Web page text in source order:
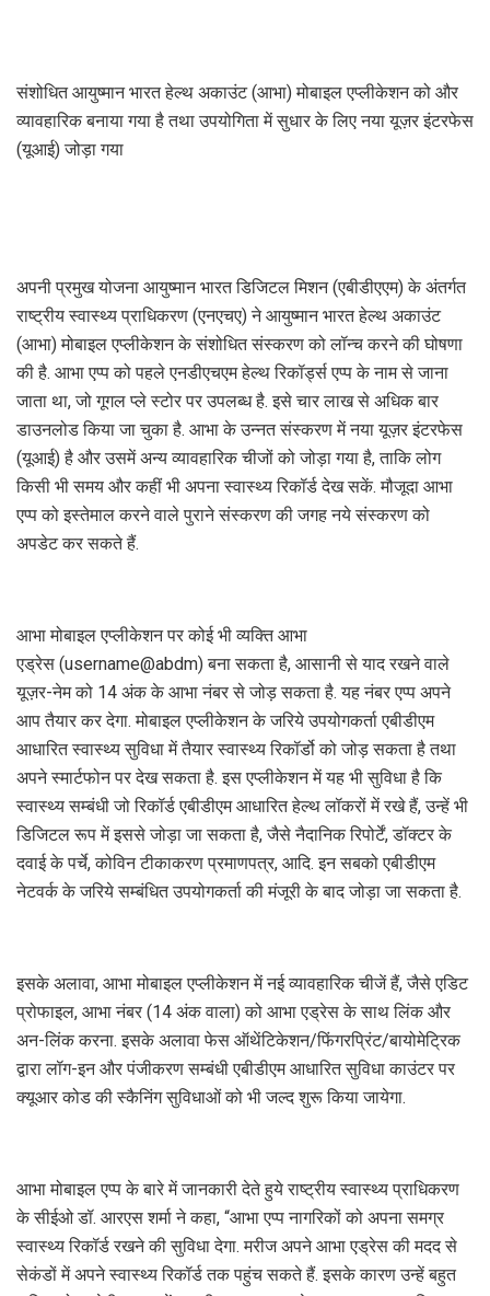
संशोधित आयुष्मान भारत हेल्थ अकाउंट (आभा) मोबाइल एप्लीकेशन को और
व्यावहारिक बनाया गया है तथा उपयोगिता में सुधार के लिए नया यूज़र इंटरफेस
(यूआई) जोड़ा गया
अपनी प्रमुख योजना आयुष्मान भारत डिजिटल मिशन (एबीडीएएम) के अंतर्गत
राष्ट्रीय स्वास्थ्य प्राधिकरण (एनएचए) ने आयुष्मान भारत हेल्थ अकाउंट
(आभा) मोबाइल एप्लीकेशन के संशोधित संस्करण को लॉन्च करने की घोषणा
की है. आभा एप्प को पहले एनडीएचएम हेल्थ रिकॉर्ड्स एप्प के नाम से जाना
जाता था, जो गूगल प्ले स्टोर पर उपलब्ध है. इसे चार लाख से अधिक बार
डाउनलोड किया जा चुका है. आभा के उन्नत संस्करण में नया यूज़र इंटरफेस
(यूआई) है और उसमें अन्य व्यावहारिक चीजों को जोड़ा गया है, ताकि लोग
किसी भी समय और कहीं भी अपना स्वास्थ्य रिकॉर्ड देख सकें. मौजूदा आभा
एप्प को इस्तेमाल करने वाले पुराने संस्करण की जगह नये संस्करण को
अपडेट कर सकते हैं.
आभा मोबाइल एप्लीकेशन पर कोई भी व्यक्ति आभा
एड्रेस (username@abdm) बना सकता है, आसानी से याद रखने वाले
यूज़र-नेम को 14 अंक के आभा नंबर से जोड़ सकता है. यह नंबर एप्प अपने
आप तैयार कर देगा. मोबाइल एप्लीकेशन के जरिये उपयोगकर्ता एबीडीएम
आधारित स्वास्थ्य सुविधा में तैयार स्वास्थ्य रिकॉर्डो को जोड़ सकता है तथा
अपने स्मार्टफोन पर देख सकता है. इस एप्लीकेशन में यह भी सुविधा है कि
स्वास्थ्य सम्बंधी जो रिकॉर्ड एबीडीएम आधारित हेल्थ लॉकरों में रखे हैं, उन्हें भी
डिजिटल रूप में इससे जोड़ा जा सकता है, जैसे नैदानिक रिपोर्टें, डॉक्टर के
दवाई के पर्चे, कोविन टीकाकरण प्रमाणपत्र, आदि. इन सबको एबीडीएम
नेटवर्क के जरिये सम्बंधित उपयोगकर्ता की मंजूरी के बाद जोड़ा जा सकता है.
इसके अलावा, आभा मोबाइल एप्लीकेशन में नई व्यावहारिक चीजें हैं, जैसे एडिट
प्रोफाइल, आभा नंबर (14 अंक वाला) को आभा एड्रेस के साथ लिंक और
अन-लिंक करना. इसके अलावा फेस ऑथेंटिकेशन/फिंगरप्रिंट/बायोमेट्रिक
द्वारा लॉग-इन और पंजीकरण सम्बंधी एबीडीएम आधारित सुविधा काउंटर पर
क्यूआर कोड की स्कैनिंग सुविधाओं को भी जल्द शुरू किया जायेगा.
आभा मोबाइल एप्प के बारे में जानकारी देते हुये राष्ट्रीय स्वास्थ्य प्राधिकरण
के सीईओ डॉ. आरएस शर्मा ने कहा, “आभा एप्प नागरिकों को अपना समग्र
स्वास्थ्य रिकॉर्ड रखने की सुविधा देगा. मरीज अपने आभा एड्रेस की मदद से
सेकंडों में अपने स्वास्थ्य रिकॉर्ड तक पहुंच सकते हैं. इसके कारण उन्हें बहुत